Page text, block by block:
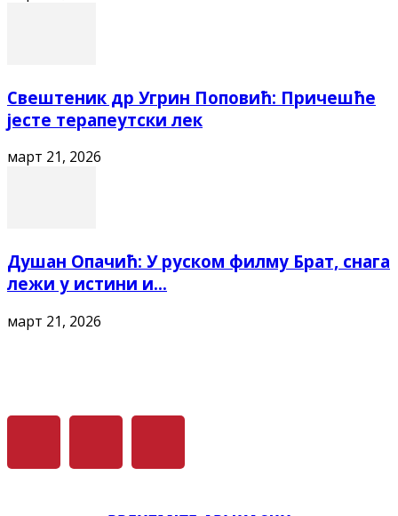
Свештеник др Угрин Поповић: Причешће
јесте терапеутски лек
март 21, 2026
Душан Опачић: У руском филму Брат, снага
лежи у истини и...
март 21, 2026